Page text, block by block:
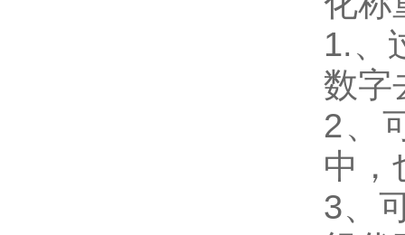
1. 、
数字
2、
中，
3、